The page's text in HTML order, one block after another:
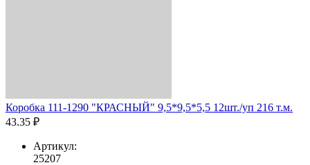
Коробка 111-1290 "КРАСНЫЙ" 9,5*9,5*5,5 12шт./уп 216 т.м.
43.35 ₽
Артикул:
25207